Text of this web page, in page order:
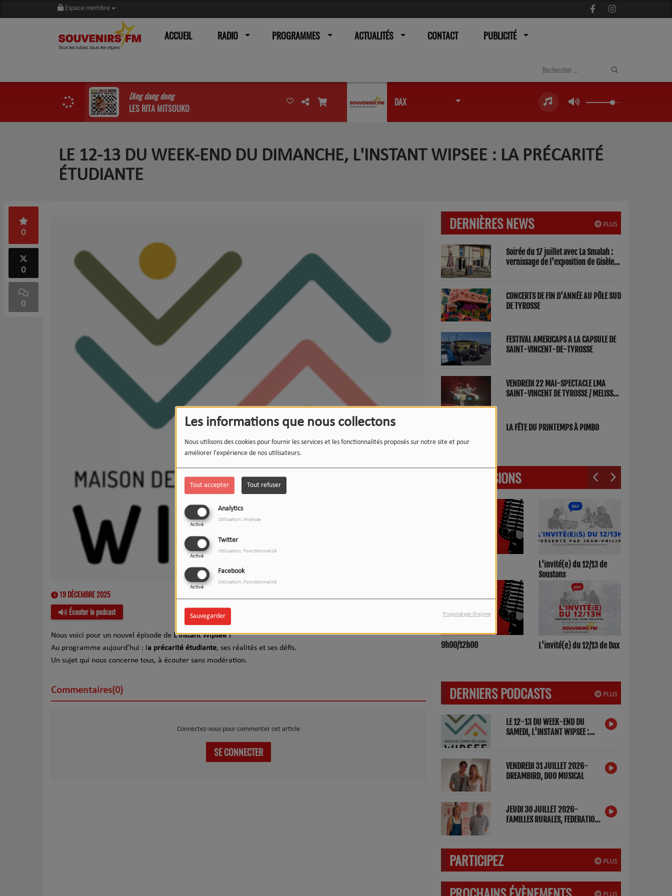
Les informations que nous collectons
Nous utilisons des cookies pour fournir les services et les fonctionnalités proposés sur notre site et pour
améliorer l'expérience de nos utilisateurs.
Tout accepter Tout refuser
Analytics
Activé
Utilisation: Analyse
Twitter
Activé
Utilisation: Fonctionnalité
Facebook
Activé
Utilisation: Fonctionnalité
Sauvegarder Propulsé par Orejime
Espace membre
ACCUEIL RADIO PROGRAMMES ACTUALITÉS CONTACT PUBLICITÉ
Ding dang dong
LES RITA MITSOUKO
DAX
LE 12-13 DU WEEK-END DU DIMANCHE, L'INSTANT WIPSEE : LA PRÉCARITÉ
ÉTUDIANTE
0
0
0
19 DÉCEMBRE 2025
Écouter le podcast
Nous voici pour un nouvel épisode de L’Instant Wipsee !
Au programme aujourd’hui : l a précarité étudiante, ses réalités et ses défis.
Un sujet qui nous concerne tous, à écouter sans modération.
Commentaires(0)
Connectez-vous pour commenter cet article
SE CONNECTER
PLUS
DERNIÈRES NEWS
Soirée du 17 juillet avec La Smalah :
vernissage de l'exposition de Gisèle
CONCERTS DE FIN D'ANNÉE AU PÔLE SUD
DE TYROSSE
FESTIVAL AMERICAPS A LA CAPSULE DE
SAINT-VINCENT-DE-TYROSSE
VENDREDI 22 MAI-SPECTACLE LMA
SAINT-VINCENT DE TYROSSE / MELISSA
LA FÊTE DU PRINTEMPS À PIMBO
LES ÉMISSIONS
9h00/12h00
L'invité(e) du 12/13 de
Soustons
L'invité(e) du 12/13 de Dax
PLUS
DERNIERS PODCASTS
LE 12-13 DU WEEK-END DU
SAMEDI, L'INSTANT WIPSEE :
VENDREDI 31 JUILLET 2026-
DREAMBIRD, DUO MUSICAL
JEUDI 30 JUILLET 2026-
FAMILLES RURALES, FEDERATION
PLUS
PARTICIPEZ